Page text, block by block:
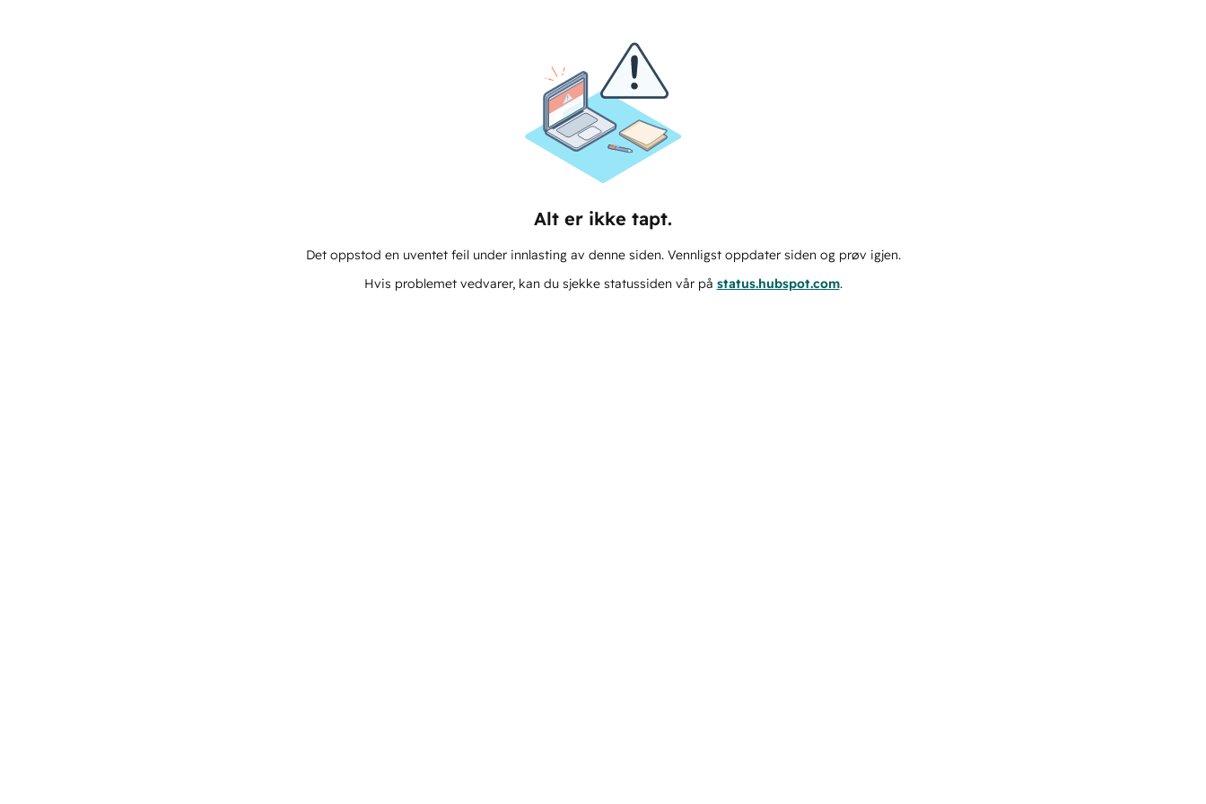
Alt er ikke tapt.
Det oppstod en uventet feil under innlasting av denne siden. Vennligst oppdater siden og prøv igjen.
Hvis problemet vedvarer, kan du sjekke statussiden vår på status.hubspot.com.